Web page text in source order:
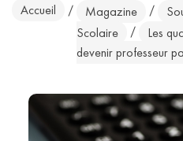
Accueil / Magazine /
Scolaire
/
Les
devenir professeur